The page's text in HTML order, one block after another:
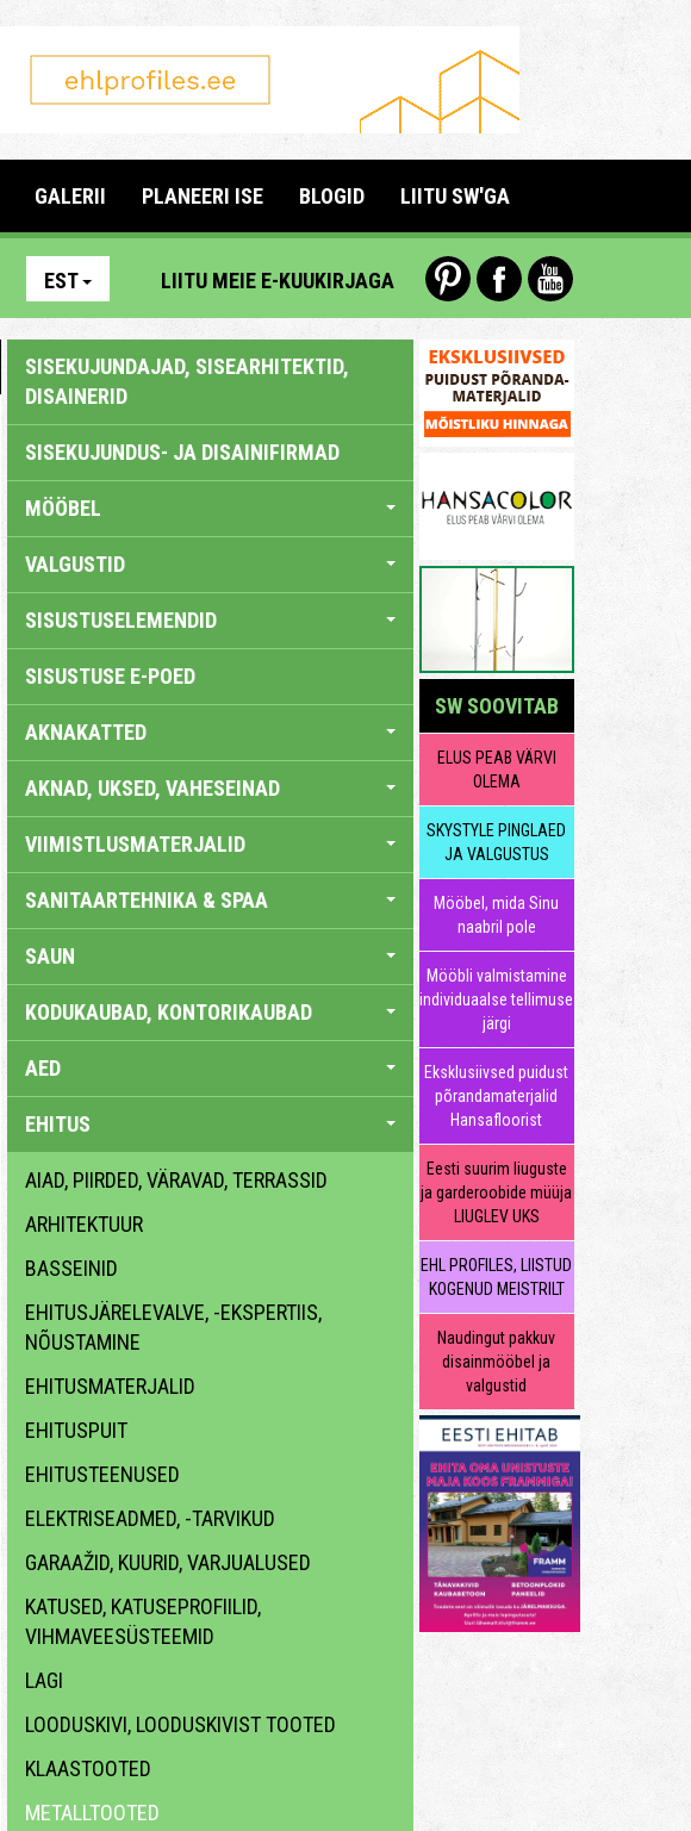
GALERII PLANEERI ISE BLOGID LIITU SW'GA
EST LIITU MEIE E-KUUKIRJAGA
SISEKUJUNDAJAD, SISEARHITEKTID,
DISAINERID
SISEKUJUNDUS- JA DISAINIFIRMAD
MÖÖBEL
VALGUSTID
SISUSTUSELEMENDID
SISUSTUSE E-POED
AKNAKATTED
AKNAD, UKSED, VAHESEINAD
VIIMISTLUSMATERJALID
SANITAARTEHNIKA & SPAA
SAUN
KODUKAUBAD, KONTORIKAUBAD
AED
EHITUS
AIAD, PIIRDED, VÄRAVAD, TERRASSID
ARHITEKTUUR
BASSEINID
EHITUSJÄRELEVALVE, -EKSPERTIIS,
NÕUSTAMINE
EHITUSMATERJALID
EHITUSPUIT
EHITUSTEENUSED
ELEKTRISEADMED, -TARVIKUD
GARAAŽID, KUURID, VARJUALUSED
KATUSED, KATUSEPROFIILID,
VIHMAVEESÜSTEEMID
LAGI
LOODUSKIVI, LOODUSKIVIST TOOTED
KLAASTOOTED
METALLTOOTED
SW SOOVITAB
ELUS PEAB VÄRVI
OLEMA
SKYSTYLE PINGLAED
JA VALGUSTUS
Mööbel, mida Sinu
naabril pole
Mööbli valmistamine
individuaalse tellimuse
järgi
Eksklusiivsed puidust
põrandamaterjalid
Hansafloorist
Eesti suurim liuguste
ja garderoobide müüja
LIUGLEV UKS
EHL PROFILES, LIISTUD
KOGENUD MEISTRILT
Naudingut pakkuv
disainmööbel ja
valgustid